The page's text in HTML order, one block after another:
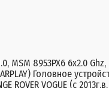
MSM 8953PX6 6x2.0 Ghz,
Головное
ROVER VOGUE (с